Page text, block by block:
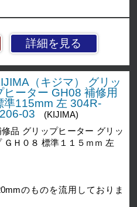
詳細を見る
（キジマ） グリッ
ヒーター GH08 補修用
準115mm 左 304R-
03
(KIJIMA)
修品 グリップヒーター グリッ
ＧＨ０８ 標準１１５ｍｍ 左
のものを流用しておりま